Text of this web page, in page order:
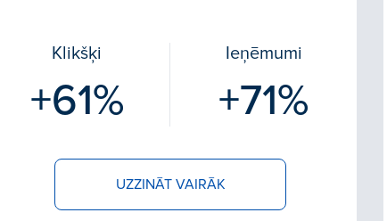
Klikšķi
+61%
Ieņēmumi
+71%
UZZINĀT VAIRĀK